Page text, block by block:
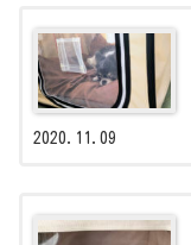
2020.11.09